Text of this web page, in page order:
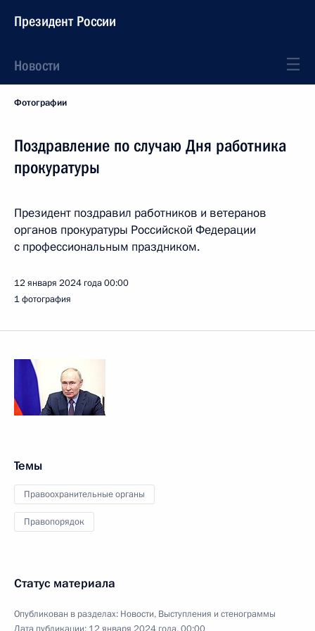
Президент России
Новости
Фотографии
Поздравление по случаю Дня работника
прокуратуры
Президент поздравил работников и ветеранов
органов прокуратуры Российской Федерации
с профессиональным праздником.
12 января 2024 года00:00
1 фотография
Темы
Правоохранительные органы
Правопорядок
Статус материала
Опубликован в разделах: Новости, Выступления и стенограммы